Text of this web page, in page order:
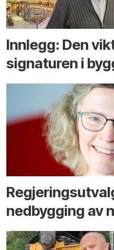
Innlegg: Den
signaturen i
ned­bygging av